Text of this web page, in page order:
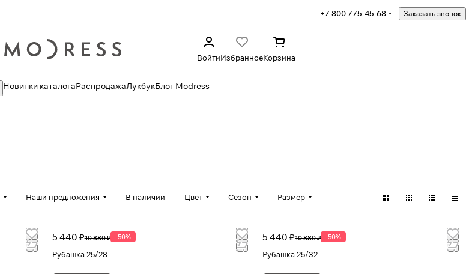
+7 800 775-45-68 Заказать звонок
ВойтиИзбранноеКорзина
Новинки каталогаРаспродажаЛукбукБлог Modress
Наши предложения В наличии Цвет Сезон Размер
5 440 ₽10 880 ₽ -50%
Рубашка 25/28
5 440 ₽10 880 ₽ -50%
Рубашка 25/32